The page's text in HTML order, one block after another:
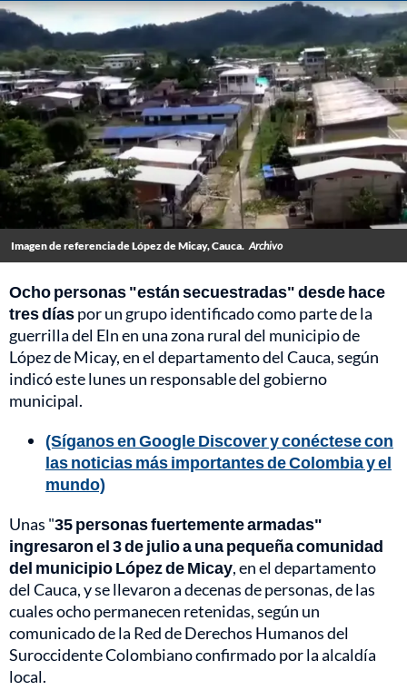
Imagen de referencia de López de Micay, Cauca. Archivo
Ocho personas "están secuestradas" desde hace
tres díaspor un grupo identificado como parte de la
guerrilla del Eln en una zona rural del municipio de
López de Micay, en el departamento del Cauca, según
indicó este lunes un responsable del gobierno
municipal.
(Síganos en Google Discover y conéctese con
las noticias más importantes de Colombia y el
mundo)
Unas "35 personas fuertemente armadas"
ingresaron el 3 de julio a una pequeña comunidad
del municipio López de Micay, en el departamento
del Cauca, y se llevaron a decenas de personas, de las
cuales ocho permanecen retenidas, según un
comunicado de la Red de Derechos Humanos del
Suroccidente Colombiano confirmado por la alcaldía
local.